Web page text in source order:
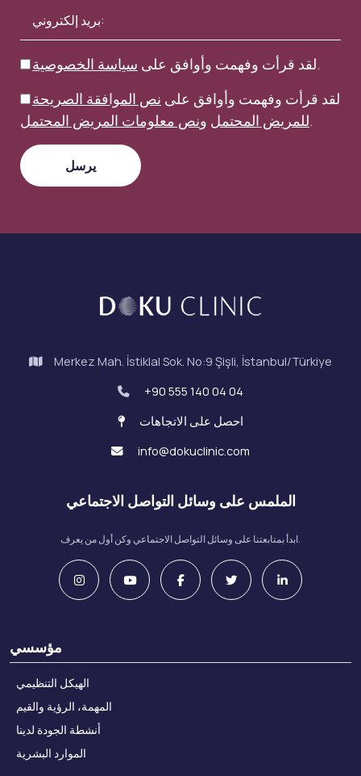
لقد قرأت وفهمت وأوافق على سياسة الخصوصية
.
لقد قرأت وفهمت وأوافق على نص الموافقة الصريحة
للمريض المحتمل ونص معلومات المريض المحتمل .
Merkez Mah. İstiklal Sok. No:9 Şişli, İstanbul/Türkiye
+90 555 140 04 04
احصل على الاتجاهات
info@dokuclinic.com
الملمس على وسائل التواصل الاجتماعي
ابدأ بمتابعتنا على وسائل التواصل الاجتماعي وكن أول من يعرف.
مؤسسي
الهيكل التنظيمي
المهمة، الرؤية والقيم
أنشطة الجودة لدينا
الموارد البشرية